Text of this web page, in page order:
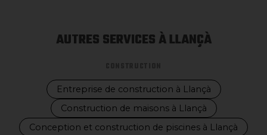
AUTRES SERVICES À LLANÇÀ
Entreprise de construction à Llançà
Construction de maisons à Llançà
Conception et construction de piscines à Llançà